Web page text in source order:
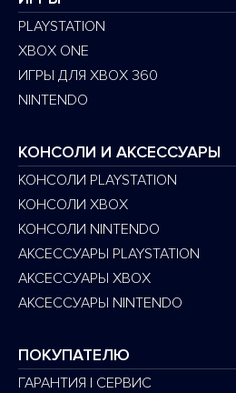
PLAYSTATION
XBOX ONE
ИГРЫ ДЛЯ XBOX 360
NINTENDO
КОНСОЛИ И АКСЕССУАРЫ
КОНСОЛИ PLAYSTATION
КОНСОЛИ XBOX
КОНСОЛИ NINTENDO
АКСЕССУАРЫ PLAYSTATION
АКСЕССУАРЫ XBOX
АКСЕССУАРЫ NINTENDO
ПОКУПАТЕЛЮ
ГАРАНТИЯ | СЕРВИС